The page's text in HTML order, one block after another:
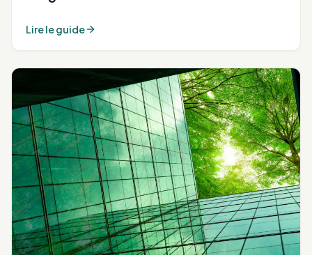
Lire le guide